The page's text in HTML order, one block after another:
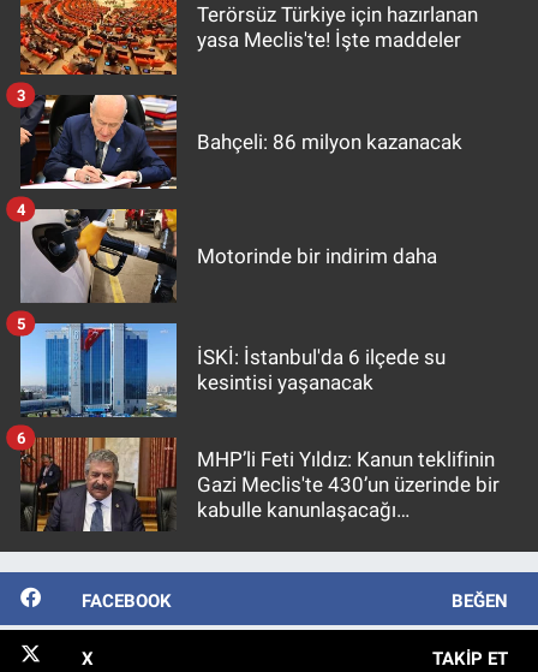
Terörsüz Türkiye için hazırlanan
yasa Meclis'te! İşte maddeler
Bahçeli: 86 milyon kazanacak
3
Motorinde bir indirim daha
4
İSKİ: İstanbul'da 6 ilçede su
kesintisi yaşanacak
5
MHP’li Feti Yıldız: Kanun teklifinin
Gazi Meclis'te 430’un üzerinde bir
kabulle kanunlaşacağı
6
FACEBOOK BEĞEN
X TAKIP ET